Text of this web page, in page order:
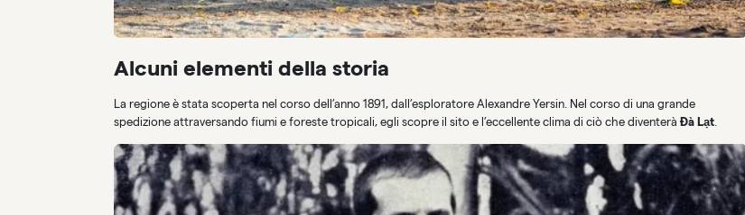
Alcuni elementi della storia
La regione è stata scoperta nel corso dell’anno 1891, dall’esploratore Alexandre Yersin. Nel corso di una grande
spedizione attraversando fiumi e foreste tropicali, egli scopre il sito e l’eccellente clima di ciò che diventerà Đà Lạt.